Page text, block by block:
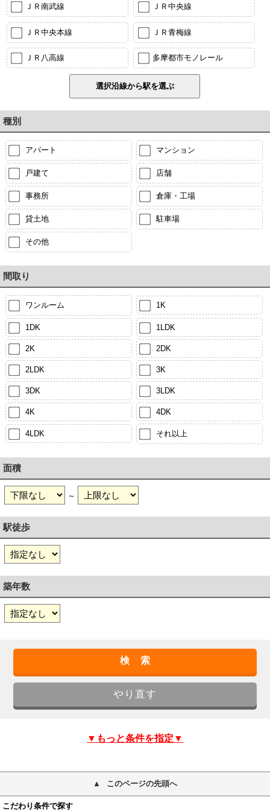
ＪＲ南武線 ＪＲ中央線
ＪＲ中央本線 ＪＲ青梅線
ＪＲ八高線 多摩都市モノレール
種別
アパート マンション
戸建て 店舗
事務所 倉庫・工場
貸土地 駐車場
その他
間取り
ワンルーム 1K
1DK 1LDK
2K 2DK
2LDK 3K
3DK 3LDK
4K 4DK
4LDK それ以上
面積
～
駅徒歩
築年数
▼もっと条件を指定▼
このページの先頭へ
こだわり条件で探す